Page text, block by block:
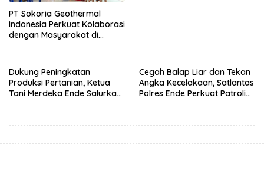
PT Sokoria Geothermal
Indonesia Perkuat Kolaborasi
dengan Masyarakat di
Dukung Peningkatan
Produksi Pertanian, Ketua
Tani Merdeka Ende Salurkan
Cegah Balap Liar dan Tekan
Angka Kecelakaan, Satlantas
Polres Ende Perkuat Patroli